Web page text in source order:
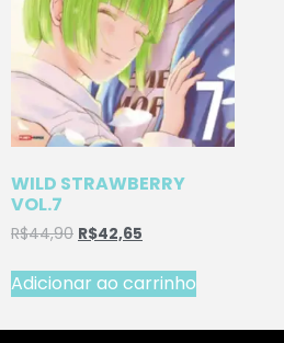
WILD STRAWBERRY
VOL.7
R$44,90 R$42,65
Adicionar ao carrinho